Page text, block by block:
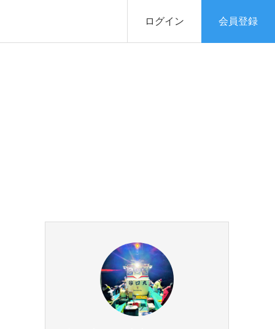
ログイン 会員登録